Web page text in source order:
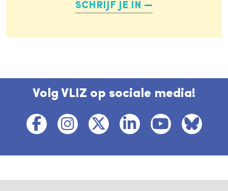
SCHRIJF JE IN
Volg VLIZ op sociale media!